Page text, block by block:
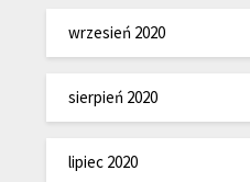
wrzesień 2020
sierpień 2020
lipiec 2020